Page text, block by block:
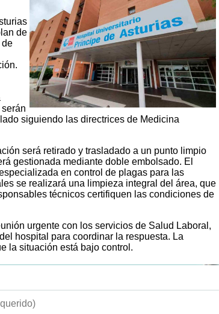
de
de
siguiendo las directrices de Medicina
será retirado y trasladado a un punto limpio
gestionada mediante doble embolsado. El
en control de plagas para las
se realizará una limpieza integral del área, que
técnicos certifiquen las condiciones de
urgente con los servicios de Salud Laboral,
hospital para coordinar la respuesta. La
la situación está bajo control.